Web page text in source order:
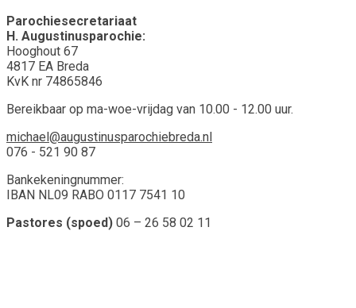
Parochiesecretariaat
H. Augustinusparochie:
Hooghout 67
4817 EA Breda
KvK nr 74865846
Bereikbaar op ma-woe-vrijdag van 10.00 - 12.00 uur.
michael@augustinusparochiebreda.nl
076 - 521 90 87
Bankekeningnummer:
IBAN NL09 RABO 0117 7541 10
Pastores (spoed) 06 – 26 58 02 11